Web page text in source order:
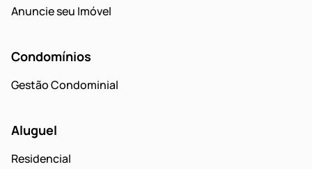
Anuncie seu Imóvel
Condomínios
Gestão Condominial
Aluguel
Residencial